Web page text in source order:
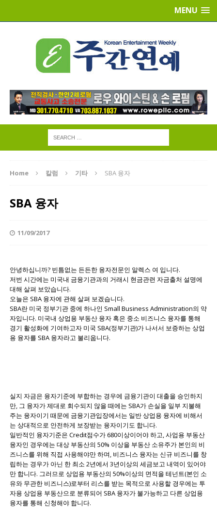
MENU
Home 칼럼 기타 SBA 융자
SBA 융자
11/09/2017
안녕하십니까? 빈틈없는 든든한 융자전문인 알렉스 여 입니다.
저번 시간에는 미국내 금융기관과의 거래시 현금관련 자금출처 설명에
대해 살펴 보았습니다.
오늘은 SBA 융자에 관해 살펴 보겠습니다.
SBA란 미국 정부기관 중에 하나인 Small Business Administration의 약
자입니다. 미국내 상업용 부동산 융자 혹은 중소 비즈니스 융자를 통해
경기 활성화에 기여하고자 미국 SBA(정부기관)가 나서서 보증하는 상업
용 융자를 SBA 융자라고 불리웁니다.
실지 자금은 융자기준에 부합하는 경우에 금융기관이 대출을 승인하지
만, 그 융자가 제대로 회수되지 않을 때에는 SBA가 손실을 일부 지불해
주는 융자이기 때문에 금융기관입장에서는 일반 상업용 융자에 비해서
는 상대적으로 안전하게 보장받는 융자이기도 합니다.
일반적인 융자기준은 Credit점수가 680이상이어야 하고, 사업용 부동산
융자인 경우에는 대상 부동산의 50% 이상을 부동산 소유주가 본인의 비
즈니스를 위해 직접 사용해야만 하며, 비즈니스 융자는 신규 비즈니를 창
립하는 경우가 아닌 한 최소 2년에서 3년이상의 세금보고 내역이 있어야
만 합니다. 그러므로 상업용 부동산의 50%이상의 면적을 테넌트(본인 소
유와 무관한 비즈니스)로부터 리스를 받는 목적으로 사용할 경우에는 투
자용 상업용 부동산으로 분류되어 SBA 융자가 불가능하고 다른 상업용
융자를 통해 신청해야 합니다.